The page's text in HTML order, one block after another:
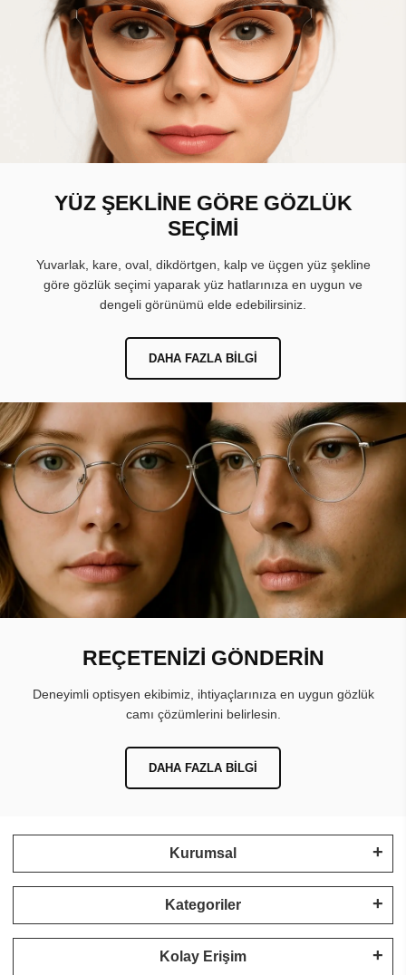
YÜZ ŞEKLİNE GÖRE GÖZLÜK
SEÇİMİ
Yuvarlak, kare, oval, dikdörtgen, kalp ve üçgen yüz şekline
göre gözlük seçimi yaparak yüz hatlarınıza en uygun ve
dengeli görünümü elde edebilirsiniz.
DAHA FAZLA BILGI
REÇETENİZİ GÖNDERİN
Deneyimli optisyen ekibimiz, ihtiyaçlarınıza en uygun gözlük
camı çözümlerini belirlesin.
DAHA FAZLA BILGI
Kurumsal
Kategoriler
Kolay Erişim